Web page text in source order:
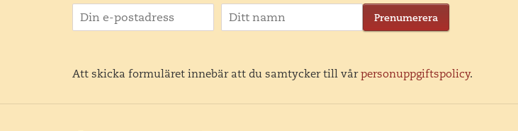
Prenumerera
Att skicka formuläret innebär att du samtycker till vårpersonuppgiftspolicy.